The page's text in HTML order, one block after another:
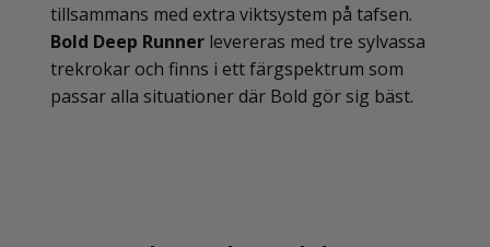
tillsammans med extra viktsystem på tafsen.
Bold Deep Runner levereras med tre sylvassa
trekrokar och finns i ett färgspektrum som
passar alla situationer där Bold gör sig bäst.